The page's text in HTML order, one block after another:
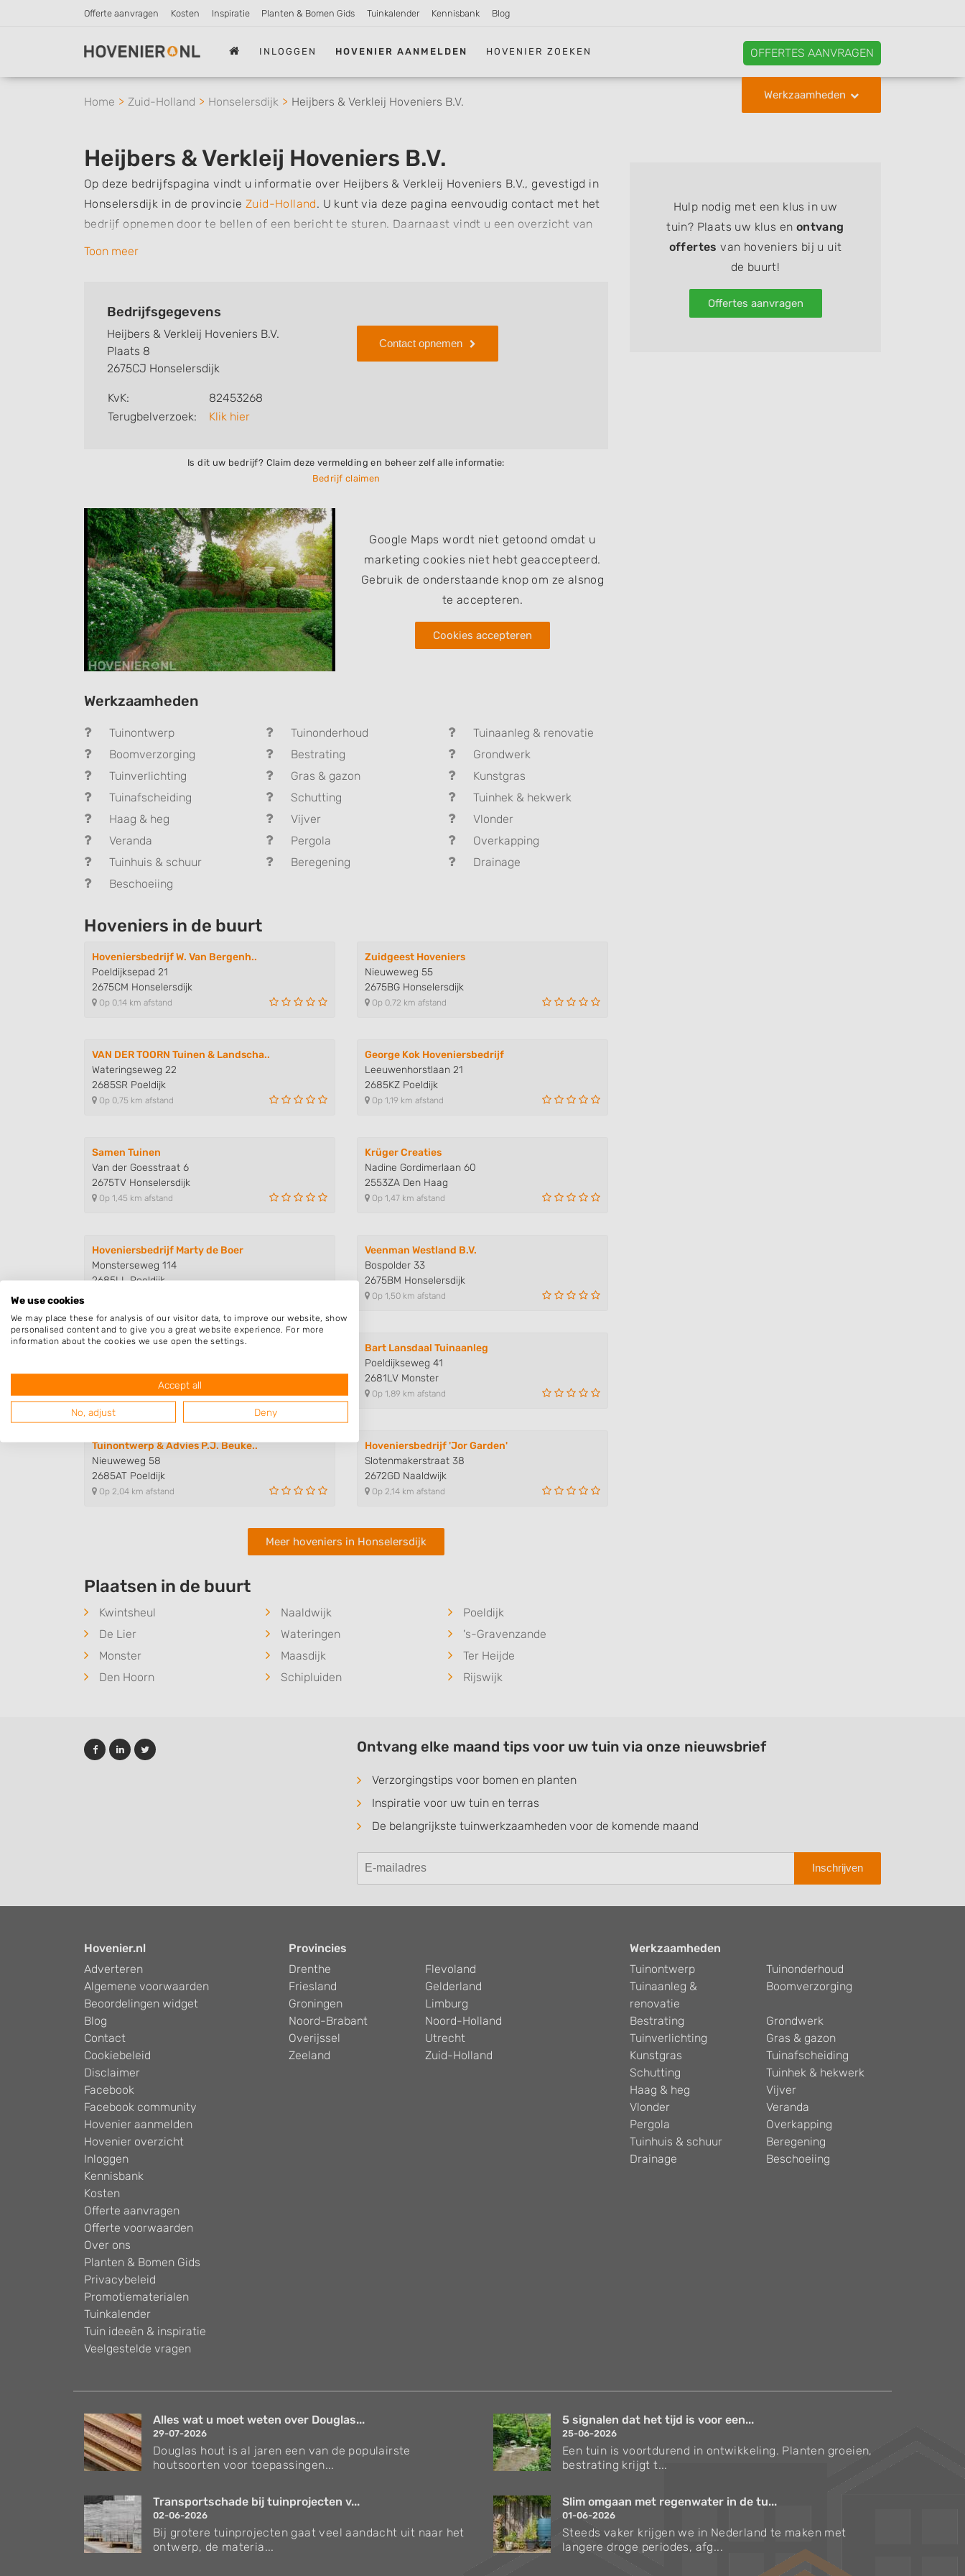
Offerte aanvragen Kosten Inspiratie Planten & Bomen Gids Tuinkalender Kennisbank Blog
INLOGGEN HOVENIER AANMELDEN HOVENIER ZOEKEN OFFERTES AANVRAGEN
Werkzaamheden
Home Zuid-Holland Honselersdijk Heijbers & Verkleij Hoveniers B.V.
Heijbers & Verkleij Hoveniers B.V.
Op deze bedrijfspagina vindt u informatie over Heijbers & Verkleij Hoveniers B.V., gevestigd in
Honselersdijk in de provincie Zuid-Holland. U kunt via deze pagina eenvoudig contact met het
bedrijf opnemen door te bellen of een bericht te sturen. Daarnaast vindt u een overzicht van
de werkzaamheden van dit bedrijf, zo kunt u snel zien welke zaken Heijbers & Verkleij
Zoekt u een ander bedrijf? Bekijk dan andere hoveniers en bedrijven in
Toon meer
Bedrijfsgegevens
Heijbers & Verkleij Hoveniers B.V.
Plaats 8
2675CJ Honselersdijk
KvK:
82453268
Terugbelverzoek:
Klik hier
Contact opnemen
Is dit uw bedrijf? Claim deze vermelding en beheer zelf alle informatie:
Bedrijf claimen
Google Maps wordt niet getoond omdat u
marketing cookies niet hebt geaccepteerd.
Gebruik de onderstaande knop om ze alsnog
te accepteren.
Cookies accepteren
Werkzaamheden
Tuinontwerp Tuinonderhoud
Tuinaanleg & renovatie
Boomverzorging
Bestrating
Grondwerk
Tuinverlichting
Gras & gazon
Kunstgras
Tuinafscheiding
Schutting
Tuinhek & hekwerk
Haag & heg
Vijver
Vlonder
Veranda
Pergola
Overkapping
Tuinhuis & schuur
Beregening
Drainage
Beschoeiing
Hoveniers in de buurt
Hoveniersbedrijf W. Van Bergenh..
Poeldijksepad 21
2675CM Honselersdijk
Op 0,14 km afstand
Zuidgeest Hoveniers
Nieuweweg 55
2675BG Honselersdijk
Op 0,72 km afstand
VAN DER TOORN Tuinen & Landscha..
Wateringseweg 22
2685SR Poeldijk
Op 0,75 km afstand
George Kok Hoveniersbedrijf
Leeuwenhorstlaan 21
2685KZ Poeldijk
Op 1,19 km afstand
Samen Tuinen
Van der Goesstraat 6
2675TV Honselersdijk
Op 1,45 km afstand
Krüger Creaties
Nadine Gordimerlaan 60
2553ZA Den Haag
Op 1,47 km afstand
Hoveniersbedrijf Marty de Boer
Monsterseweg 114
2685LL Poeldijk
Veenman Westland B.V.
Bospolder 33
2675BM Honselersdijk
Op 1,50 km afstand
Hoveniersbedrijf Marcel Boeters
2675AM Honselersdijk
Op 1,72 km afstand
Bart Lansdaal Tuinaanleg
Poeldijkseweg 41
2681LV Monster
Op 1,89 km afstand
Tuinontwerp & Advies P.J. Beuke..
Nieuweweg 58
2685AT Poeldijk
Op 2,04 km afstand
Hoveniersbedrijf 'Jor Garden'
Slotenmakerstraat 38
2672GD Naaldwijk
Op 2,14 km afstand
Meer hoveniers in Honselersdijk
Plaatsen in de buurt
Kwintsheul Naaldwijk
Poeldijk
De Lier
Wateringen
's-Gravenzande
Monster
Maasdijk
Ter Heijde
Den Hoorn
Schipluiden Rijswijk
Hulp nodig met een klus in uw
tuin? Plaats uw klus en ontvang
offertes van hoveniers bij u uit
de buurt!
Offertes aanvragen
Ontvang elke maand tips voor uw tuin via onze nieuwsbrief
Verzorgingstips voor bomen en planten
Inspiratie voor uw tuin en terras
De belangrijkste tuinwerkzaamheden voor de komende maand
Inschrijven
Hovenier.nl
Adverteren
Algemene voorwaarden
Beoordelingen widget
Blog
Contact
Cookiebeleid
Disclaimer
Facebook
Facebook community
Hovenier aanmelden
Hovenier overzicht
Inloggen
Kennisbank
Kosten
Offerte aanvragen
Offerte voorwaarden
Over ons
Planten & Bomen Gids
Privacybeleid
Promotiematerialen
Tuinkalender
Tuin ideeën & inspiratie
Veelgestelde vragen
Provincies
Drenthe
Flevoland
Friesland
Gelderland
Groningen
Limburg
Noord-Brabant
Noord-Holland
Overijssel
Utrecht
Zeeland
Zuid-Holland
Werkzaamheden
Tuinontwerp
Tuinonderhoud
Tuinaanleg &
renovatie
Boomverzorging
Bestrating
Grondwerk
Tuinverlichting
Gras & gazon
Kunstgras
Tuinafscheiding
Schutting
Tuinhek & hekwerk
Haag & heg
Vijver
Vlonder
Veranda
Pergola
Overkapping
Tuinhuis & schuur
Beregening
Drainage
Beschoeiing
Alles wat u moet weten over Douglas...
29-07-2026
Douglas hout is al jaren een van de populairste
houtsoorten voor toepassingen...
5 signalen dat het tijd is voor een...
25-06-2026
Een tuin is voortdurend in ontwikkeling. Planten groeien,
bestrating krijgt t...
Transportschade bij tuinprojecten v...
02-06-2026
Bij grotere tuinprojecten gaat veel aandacht uit naar het
ontwerp, de materia...
Slim omgaan met regenwater in de tu...
01-06-2026
Steeds vaker krijgen we in Nederland te maken met
langere droge periodes, afg...
We use cookies
We may place these for analysis of our visitor data, to improve our website, show
personalised content and to give you a great website experience. For more
information about the cookies we use open the settings.
Accept all
No, adjust Deny